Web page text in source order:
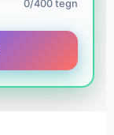
0/400 tegn